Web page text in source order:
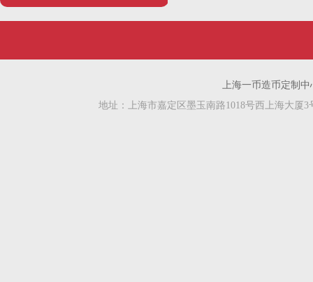
上海一币造币定制
地址：上海市嘉定区墨玉南路1018号西上海大厦3